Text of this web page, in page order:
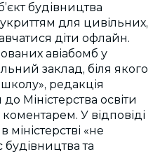
будівництва
укриттям для цивільних,
діти офлайн.
авіабомб у
заклад, біля якого
редакція
Міністерства освіти
У відповіді
міністерстві «не
та